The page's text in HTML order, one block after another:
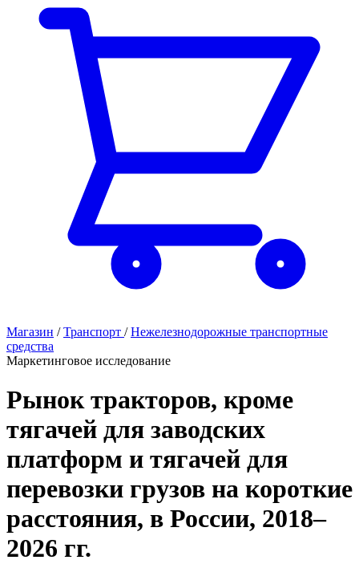
Магазин / Транспорт / Нежелезнодорожные транспортные
средства
Маркетинговое исследование
Рынок тракторов, кроме
тягачей для заводских
платформ и тягачей для
перевозки грузов на короткие
расстояния, в России, 2018–
2026 гг.